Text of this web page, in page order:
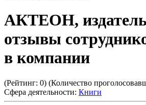
АКТЕОН,
отзывы
в компании
(Рейтинг: 0) (Количество
Сфера деятельности: Книги